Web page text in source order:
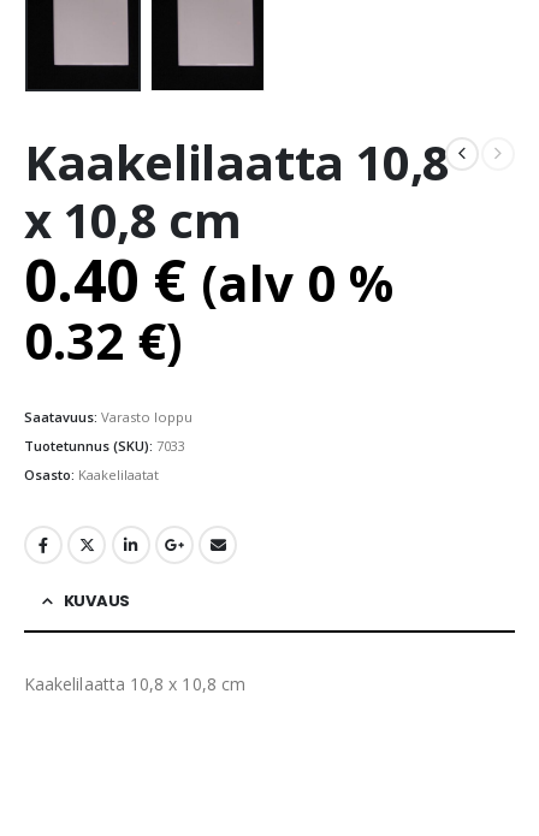
Kaakelilaatta 10,8
x 10,8 cm
0.40 € (alv 0 %
0.32 €)
Saatavuus: Varasto loppu
Tuotetunnus (SKU): 7033
Osasto: Kaakelilaatat
KUVAUS
Kaakelilaatta 10,8 x 10,8 cm